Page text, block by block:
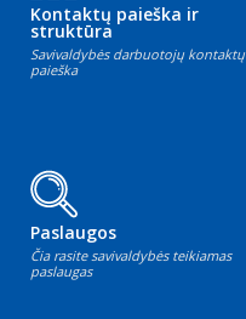
Kontaktų paieška ir
struktūra
Savivaldybės darbuotojų kontaktų
paieška
Paslaugos
Čia rasite savivaldybės teikiamas
paslaugas